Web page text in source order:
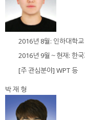
2016년 8월: 인하대학
2016년 9월～현재: 한
[주 관심분야] WPT 등
박 재 형